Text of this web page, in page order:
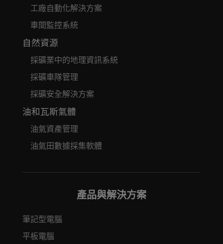
工廠自動化解決方案
車間監控系統
自然資源
採礦業中的地理資訊系統
採礦車隊管理
採礦安全解決方案
油和瓦斯氣體
油氣資產管理
油氣田數據採集軟體
產品與解決方案
筆記型電腦
平板電腦